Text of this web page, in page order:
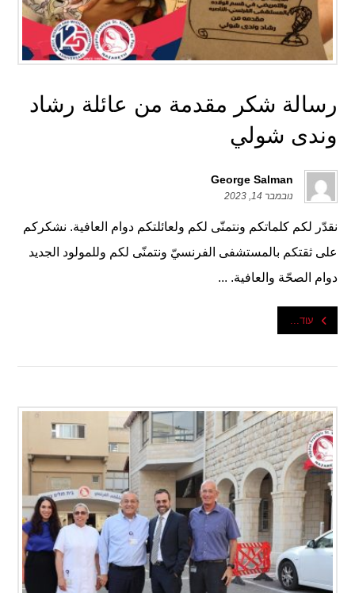
رسالة شكر مقدمة من عائلة رشاد
وندى شولي
George Salman
נובמבר 14, 2023
نقدّر لكم كلماتكم ونتمنّى لكم ولعائلتكم دوام العافية. نشكركم
على ثقتكم بالمستشفى الفرنسيّ ونتمنّى لكم وللمولود الجديد
دوام الصحّة والعافية. ...
עוד...